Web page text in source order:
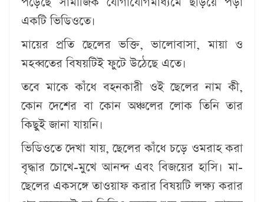
একটি ভিডিওতে।
মায়ের প্রতি ছেলের ভক্তি, ভালোবাসা, মায়া ও
মহব্বতের বিষয়টিই ফুটে উঠেছে এতে।
তবে মাকে কাঁধে বহনকারী ওই ছেলের নাম কী,
কোন দেশের বা কোন অঞ্চলের লোক তিনি তার
কিছুই জানা যায়নি।
ভিডিওতে দেখা যায়, ছেলের কাঁধে চড়ে ওমরাহ করা
বৃদ্ধার চোখে-মুখে আনন্দ এবং বিজয়ের হাসি। মা-
ছেলের একসঙ্গে তাওয়াফ করার বিষয়টি লক্ষ্য করার